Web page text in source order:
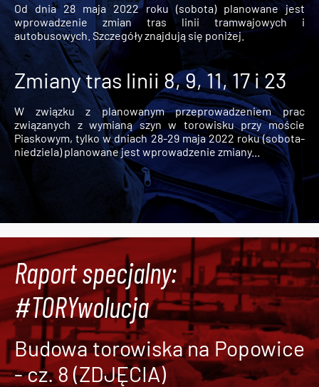
Od dnia 28 maja 2022 roku (sobota) planowane jest
wprowadzenie zmian tras linii tramwajowych i
autobusowych. Szczegóły znajdują się poniżej.
Zmiany tras linii 8, 9, 11, 17 i 23
W związku z planowanym przeprowadzeniem prac
związanych z wymianą szyn w torowisku przy moście
Piaskowym, tylko w dniach 28-29 maja 2022 roku (sobota-
niedziela) planowane jest wprowadzenie zmiany...
Raport specjalny:
#TORYwolucja
Budowa torowiska na Popowice
- cz. 8 (ZDJĘCIA)